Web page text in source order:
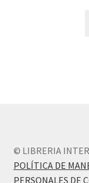
© LIBRERIA
POLÍTICA DE
PERSONALES DE